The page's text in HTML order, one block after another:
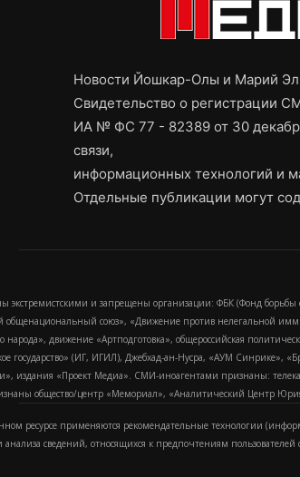
Новости Йошкар-Олы и Марий
Свидетельство о регистрации
ИА № ФС 77 - 82389 от 30
связи,
информационных технологий и
Отдельные публикации могут
экстремистскими и запрещены организации: ФБК (Фонд
общенациональный союз», «Движение против нелегальной
народа», движение «Артподготовка», общероссийская
государство» (ИГ, ИГИЛ), Джебхад-ан-Нусра, «АУМ Синрике»,
издания «Проект Медиа». СМИ-иноагентами признаны:
общество/центр «Мемориал», «Аналитический Центр
ресурсе применяются рекомендательные технологии
анализа сведений, относящихся к предпочтениям